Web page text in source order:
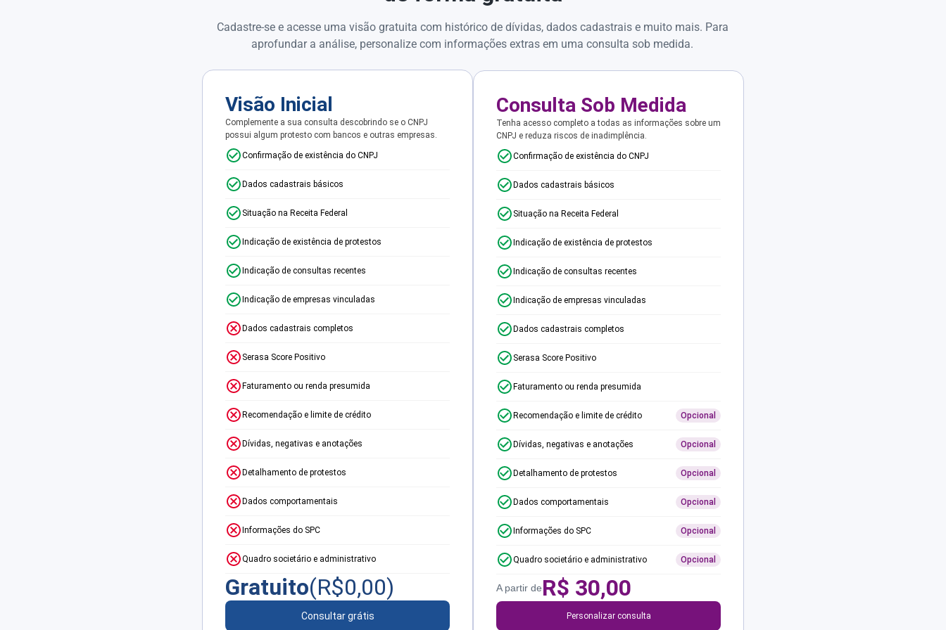
Cadastre-se e acesse uma visão gratuita com histórico de dívidas, dados cadastrais e muito mais. Para
aprofundar a análise, personalize com informações extras em uma consulta sob medida.
Visão Inicial
Complemente a sua consulta descobrindo se o CNPJ
possui algum protesto com bancos e outras empresas.
Confirmação de existência do CNPJ
Dados cadastrais básicos
Situação na Receita Federal
Indicação de existência de protestos
Indicação de consultas recentes
Indicação de empresas vinculadas
Dados cadastrais completos
Serasa Score Positivo
Faturamento ou renda presumida
Recomendação e limite de crédito
Dívidas, negativas e anotações
Detalhamento de protestos
Dados comportamentais
Informações do SPC
Quadro societário e administrativo
Gratuito(R$0,00)
Consultar grátis
Consulta Sob Medida
Tenha acesso completo a todas as informações sobre um
CNPJ e reduza riscos de inadimplência.
Confirmação de existência do CNPJ
Dados cadastrais básicos
Situação na Receita Federal
Indicação de existência de protestos
Indicação de consultas recentes
Indicação de empresas vinculadas
Dados cadastrais completos
Serasa Score Positivo
Faturamento ou renda presumida
Recomendação e limite de crédito Opcional
Dívidas, negativas e anotações Opcional
Detalhamento de protestos Opcional
Dados comportamentais Opcional
Informações do SPC Opcional
Quadro societário e administrativo Opcional
A partir deR$ 30,00
Personalizar consulta